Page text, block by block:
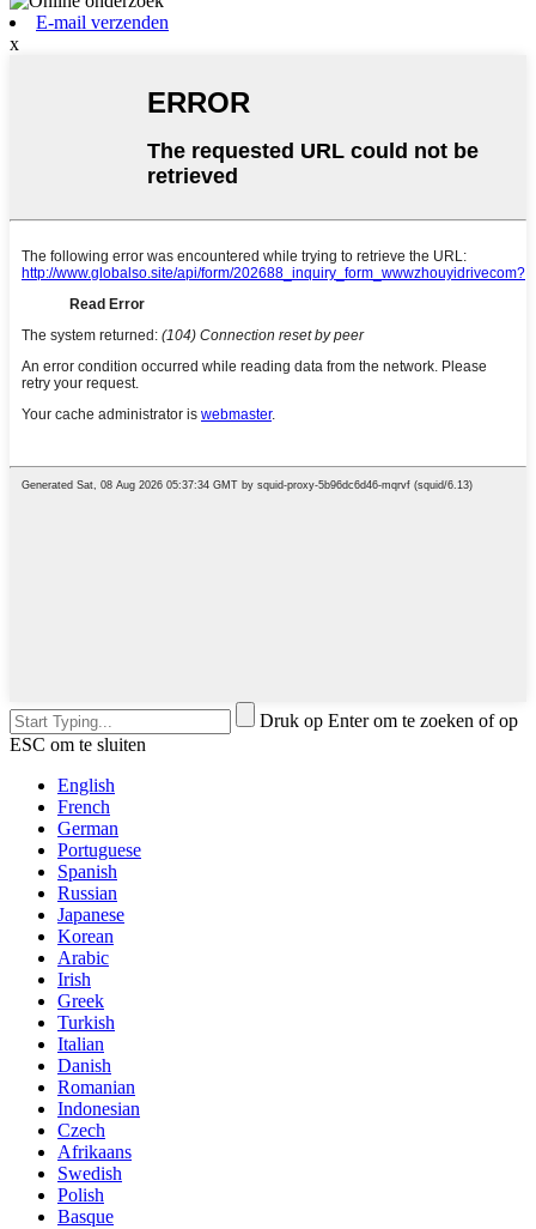
E-mail verzenden
x
Druk op Enter om te zoeken of op
ESC om te sluiten
English
French
German
Portuguese
Spanish
Russian
Japanese
Korean
Arabic
Irish
Greek
Turkish
Italian
Danish
Romanian
Indonesian
Czech
Afrikaans
Swedish
Polish
Basque